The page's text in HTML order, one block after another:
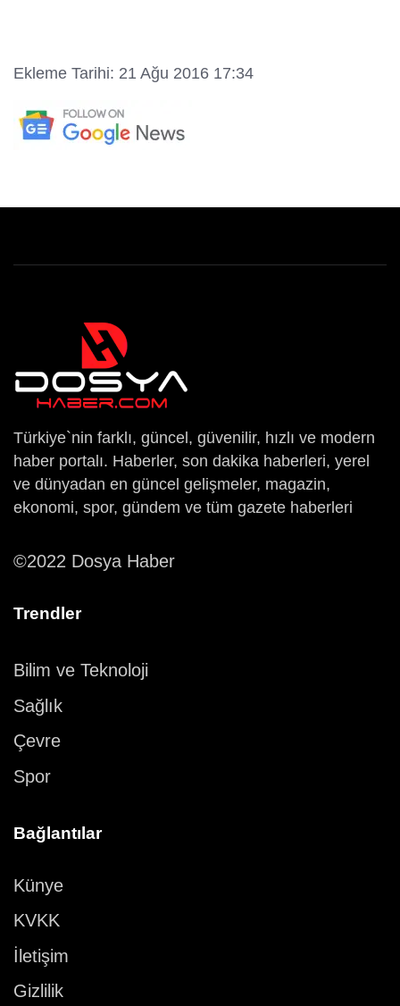
Ekleme Tarihi: 21 Ağu 2016 17:34
Türkiye`nin farklı, güncel, güvenilir, hızlı ve modern
haber portalı. Haberler, son dakika haberleri, yerel
ve dünyadan en güncel gelişmeler, magazin,
ekonomi, spor, gündem ve tüm gazete haberleri
©2022 Dosya Haber
Trendler
Bilim ve Teknoloji
Sağlık
Çevre
Spor
Bağlantılar
Künye
KVKK
İletişim
Gizlilik